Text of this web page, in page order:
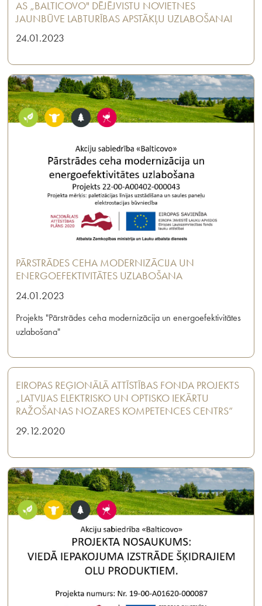
AS „BALTICOVO" DĒJĒJVISTU NOVIETNES
JAUNBŪVE LABTURĪBAS APSTĀKĻU UZLABOŠANAI
24.01.2023
PĀRSTRĀDES CEHA MODERNIZĀCIJA UN
ENERGOEFEKTIVITĀTES UZLABOŠANA
24.01.2023
Projekts "Pārstrādes ceha modernizācija un energoefektivitātes
uzlabošana"
EIROPAS REĢIONĀLĀ ATTĪSTĪBAS FONDA PROJEKTS
„LATVIJAS ELEKTRISKO UN OPTISKO IEKĀRTU
RAŽOŠANAS NOZARES KOMPETENCES CENTRS”
29.12.2020